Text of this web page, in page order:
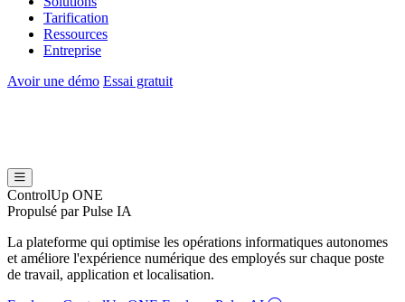
Tarification
Ressources
Entreprise
Avoir une démo Essai gratuit
ControlUp ONE
Propulsé par Pulse IA
La plateforme qui optimise les opérations informatiques autonomes
et améliore l'expérience numérique des employés sur chaque poste
de travail, application et localisation.